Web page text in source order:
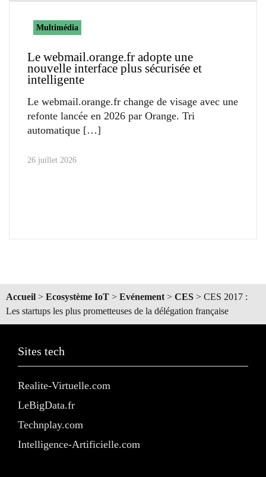
Multimédia
Le webmail.orange.fr adopte une
nouvelle interface plus sécurisée et
intelligente
Le webmail.orange.fr change de visage avec une
refonte lancée en 2026 par Orange. Tri
automatique
26 juillet 2026
Accueil > Ecosystème IoT > Evénement > CES > CES 2017 :
Les startups les plus prometteuses de la délégation française
Sites tech
Realite-Virtuelle.com
LeBigData.fr
Technplay.com
Intelligence-Artificielle.com